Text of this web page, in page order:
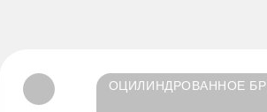
ОЦИЛИНДРОВАННОЕ